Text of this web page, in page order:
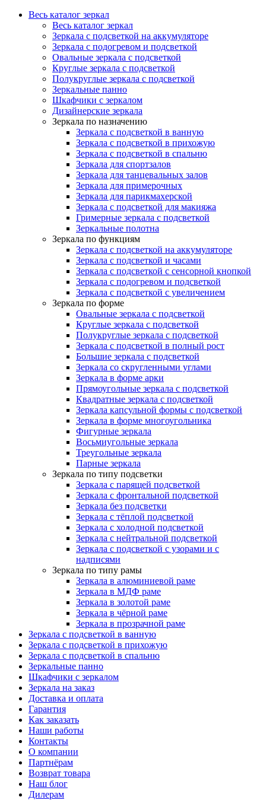
Весь каталог зеркал
Весь каталог зеркал
Зеркала с подсветкой на аккумуляторе
Зеркала с подогревом и подсветкой
Овальные зеркала с подсветкой
Круглые зеркала с подсветкой
Полукруглые зеркала с подсветкой
Зеркальные панно
Шкафчики с зеркалом
Дизайнерские зеркала
Зеркала по назначению
Зеркала с подсветкой в ванную
Зеркала с подсветкой в прихожую
Зеркала с подсветкой в спальню
Зеркала для спортзалов
Зеркала для танцевальных залов
Зеркала для примерочных
Зеркала для парикмахерской
Зеркала с подсветкой для макияжа
Гримерные зеркала с подсветкой
Зеркальные полотна
Зеркала по функциям
Зеркала с подсветкой на аккумуляторе
Зеркала с подсветкой и часами
Зеркала с подсветкой с сенсорной кнопкой
Зеркала с подогревом и подсветкой
Зеркала с подсветкой с увеличением
Зеркала по форме
Овальные зеркала с подсветкой
Круглые зеркала с подсветкой
Полукруглые зеркала с подсветкой
Зеркала с подсветкой в полный рост
Большие зеркала с подсветкой
Зеркала со скругленными углами
Зеркала в форме арки
Прямоугольные зеркала с подсветкой
Квадратные зеркала с подсветкой
Зеркала капсульной формы с подсветкой
Зеркала в форме многоугольника
Фигурные зеркала
Восьмиугольные зеркала
Треугольные зеркала
Парные зеркала
Зеркала по типу подсветки
Зеркала с парящей подсветкой
Зеркала с фронтальной подсветкой
Зеркала без подсветки
Зеркала с тёплой подсветкой
Зеркала с холодной подсветкой
Зеркала с нейтральной подсветкой
Зеркала с подсветкой с узорами и с
надписями
Зеркала по типу рамы
Зеркала в алюминиевой раме
Зеркала в МДФ раме
Зеркала в золотой раме
Зеркала в чёрной раме
Зеркала в прозрачной раме
Зеркала с подсветкой в ванную
Зеркала с подсветкой в прихожую
Зеркала с подсветкой в спальню
Зеркальные панно
Шкафчики с зеркалом
Зеркала на заказ
Доставка и оплата
Гарантия
Как заказать
Наши работы
Контакты
О компании
Партнёрам
Возврат товара
Наш блог
Дилерам